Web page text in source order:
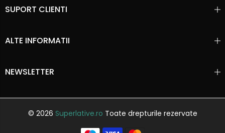
SUPORT CLIENTI
ALTE INFORMATII
NEWSLETTER
© 2026 Superlative.ro Toate drepturile rezervate